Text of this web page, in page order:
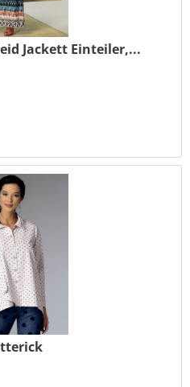
Jackett Einteiler,...